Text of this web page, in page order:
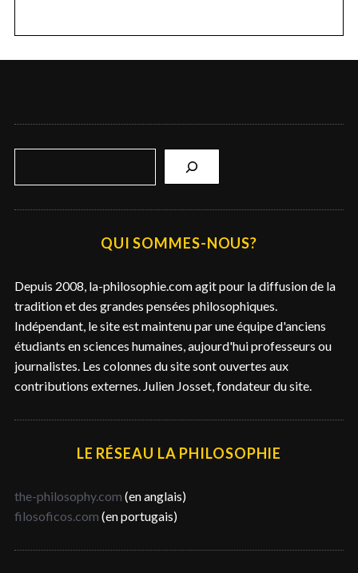
QUI SOMMES-NOUS?
Depuis 2008, la-philosophie.com agit pour la diffusion de la
tradition et des grandes pensées philosophiques.
Indépendant, le site est maintenu par une équipe d'anciens
étudiants en sciences humaines, aujourd'hui professeurs ou
journalistes. Les colonnes du site sont ouvertes aux
contributions externes. Julien Josset, fondateur du site.
LE RÉSEAU LA PHILOSOPHIE
the-philosophy.com (en anglais)
filosoficos.com (en portugais)